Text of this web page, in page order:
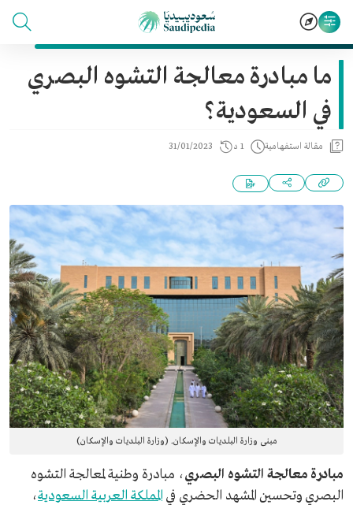
ما مبادرة معالجة التشوه البصري
في السعودية؟
مقالة استفهامية 1 د 31/01/2023
مبنى وزارة البلديات والإسكان. (وزارة البلديات والإسكان)
مبادرة معالجة التشوه البصري، مبادرة وطنية لمعالجة التشوه
البصري وتحسين المشهد الحضري في المملكة العربية السعودية،